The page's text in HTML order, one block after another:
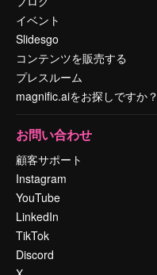
イベント
Slidesgo
コンテンツを販売する
プレスルーム
magnific.aiをお探しですか？
お問い合わせ
顧客サポート
Instagram
YouTube
LinkedIn
TikTok
Discord